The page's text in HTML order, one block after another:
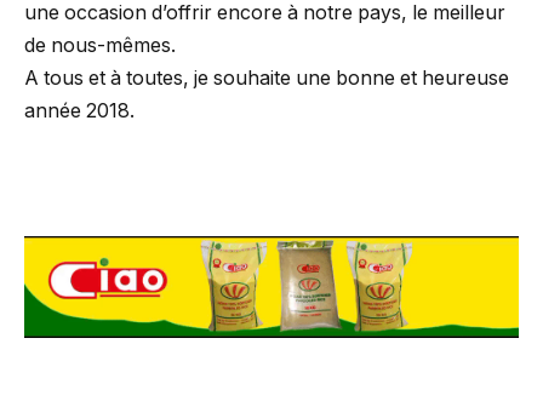
une occasion d’offrir encore à notre pays, le meilleur
de nous-mêmes.
A tous et à toutes, je souhaite une bonne et heureuse
année 2018.